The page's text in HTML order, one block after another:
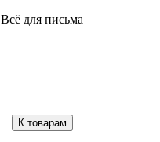
Всё для письма
К товарам